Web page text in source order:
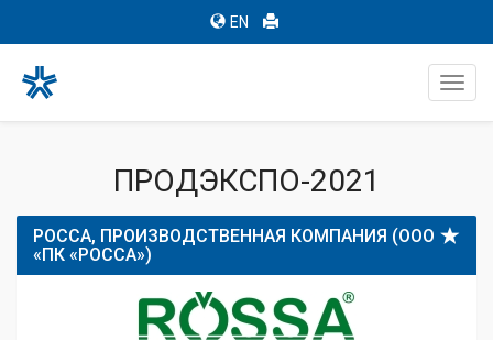
EN
ПРОДЭКСПО-2021
РОССА, ПРОИЗВОДСТВЕННАЯ КОМПАНИЯ (ООО
«ПК «РОССА»)